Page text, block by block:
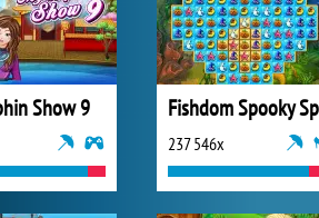
Show 9
237 546x